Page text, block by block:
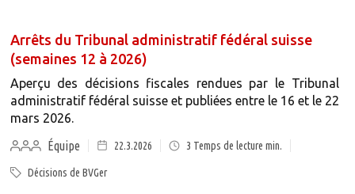
Arrêts du Tribunal administratif fédéral suisse
(semaines 12 à 2026)
Aperçu des décisions fiscales rendues par le Tribunal
administratif fédéral suisse et publiées entre le 16 et le 22
mars 2026.
Équipe
22.3.2026 3 Temps de lecture min.
Décisions de BVGer